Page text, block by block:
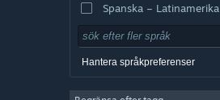
Spanska – Latinamerika
Hantera språkpreferenser